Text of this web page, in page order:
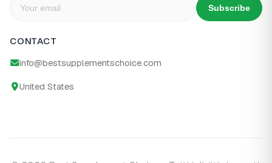
Subscribe
CONTACT
info@bestsupplementschoice.com
United States